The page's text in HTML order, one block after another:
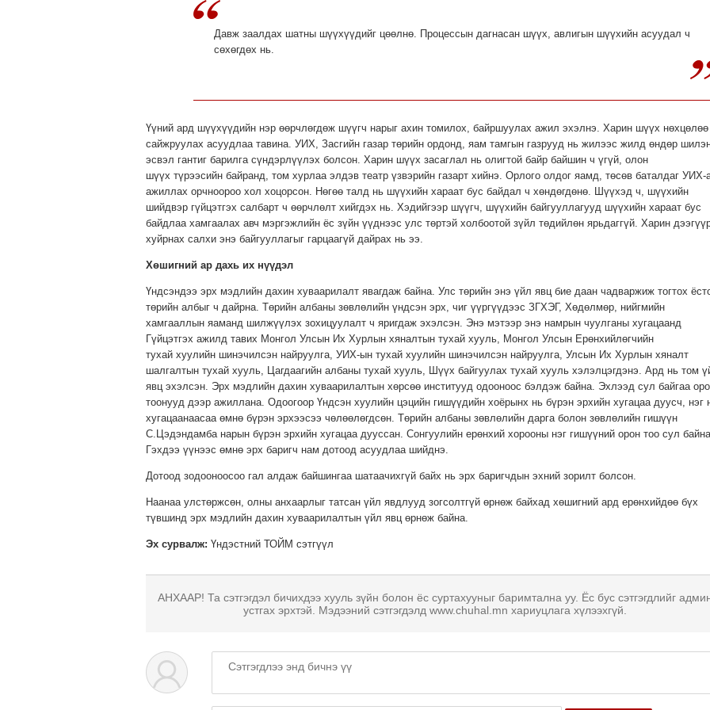
Давж заалдах шатны шүүхүүдийг цөөлнө. Процессын дагнасан шүүх, авлигын шүүхийн асуудал ч
сөхөгдөх нь.
Үүний ард шүүхүүдийн нэр өөрчлөгдөж шүүгч нарыг ахин томилох, байршуулах ажил эхэлнэ. Харин шүүх нөхцөлөө
сайжруулах асуудлаа тавина. УИХ, Засгийн газар төрийн ордонд, яам тамгын газрууд нь жилээс жилд өндөр
эсвэл гантиг барилга сүндэрлүүлэх болсон. Харин шүүх засаглал нь олигтой байр байшин ч үгүй, олон
шүүх түрээсийн байранд, том хурлаа элдэв театр үзвэрийн газарт хийнэ. Орлого олдог яамд, төсөв баталдаг УИХ-
ажиллах орчноороо хол хоцорсон. Нөгөө талд нь шүүхийн хараат бус байдал ч хөндөгдөнө. Шүүхэд ч, шүүхийн
шийдвэр гүйцэтгэх салбарт ч өөрчлөлт хийгдэх нь. Хэдийгээр шүүгч, шүүхийн байгууллагууд шүүхийн хараат бус
байдлаа хамгаалах авч мэргэжлийн ёс зүйн үүднээс улс төртэй холбоотой зүйл төдийлөн ярьдаггүй. Харин
хуйрнах салхи энэ байгууллагыг гарцаагүй дайрах нь ээ.
Хөшигний ар дахь их нүүдэл
Үндсэндээ эрх мэдлийн дахин хуваарилалт явагдаж байна. Улс төрийн энэ үйл явц бие даан чадваржиж тогтох
төрийн албыг ч дайрна. Төрийн албаны зөвлөлийн үндсэн эрх, чиг үүргүүдээс ЗГХЭГ, Хөдөлмөр, нийгмийн
хамгааллын яаманд шилжүүлэх зохицуулалт ч яригдаж эхэлсэн. Энэ мэтээр энэ намрын чуулганы хугацаанд
Гүйцэтгэх ажилд тавих Монгол Улсын Их Хурлын хяналтын тухай хууль, Монгол Улсын Ерөнхийлөгчийн
тухай хуулийн шинэчилсэн найруулга, УИХ-ын тухай хуулийн шинэчилсэн найруулга, Улсын Их Хурлын хяналт
шалгалтын тухай хууль, Цагдаагийн албаны тухай хууль, Шүүх байгуулах тухай хууль хэлэлцэгдэнэ. Ард нь том
явц эхэлсэн. Эрх мэдлийн дахин хуваарилалтын хөрсөө институуд одооноос бэлдэж байна. Эхлээд сул байгаа
тоонууд дээр ажиллана. Одоогоор Үндсэн хуулийн цэцийн гишүүдийн хоёрынх нь бүрэн эрхийн хугацаа дуусч, нэг
хугацаанаасаа өмнө бүрэн эрхээсээ чөлөөлөгдсөн. Төрийн албаны зөвлөлийн дарга болон зөвлөлийн гишүүн
С.Цэдэндамба нарын бүрэн эрхийн хугацаа дууссан. Сонгуулийн ерөнхий хорооны нэг гишүүний орон тоо сул
Гэхдээ үүнээс өмнө эрх баригч нам дотоод асуудлаа шийднэ.
Дотоод зодооноосоо гал алдаж байшингаа шатаачихгүй байх нь эрх баригчдын эхний зорилт болсон.
Наанаа улстөржсөн, олны анхаарлыг татсан үйл явдлууд зогсолтгүй өрнөж байхад хөшигний ард ерөнхийдөө бүх
түвшинд эрх мэдлийн дахин хуваарилалтын үйл явц өрнөж байна.
Эх сурвалж: Үндэстний ТОЙМ сэтгүүл
АНХААР! Та сэтгэгдэл бичихдээ хууль зүйн болон ёс суртахууныг баримтална уу. Ёс бус сэтгэгдлийг
устгах эрхтэй. Мэдээний сэтгэгдэлд www.chuhal.mn хариуцлага хүлээхгүй.